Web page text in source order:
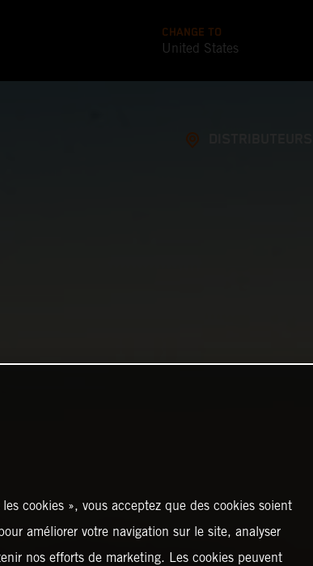
CHANGE TO
United States
cookies », vous acceptez que des cookies soient
améliorer votre navigation sur le site, analyser
nos efforts de marketing. Les cookies peuvent